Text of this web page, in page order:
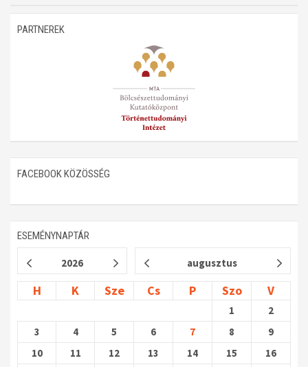
PARTNEREK
FACEBOOK KÖZÖSSÉG
ESEMÉNYNAPTÁR
2026 augusztus
H K Sze Cs P Szo V
1
2
3
4 5 6 7 8
9
10
11 12 13 14 15
16